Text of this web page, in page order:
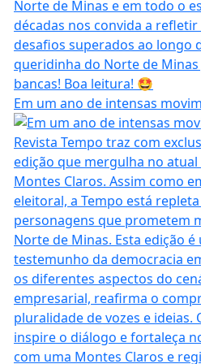
Em um ano de intensas